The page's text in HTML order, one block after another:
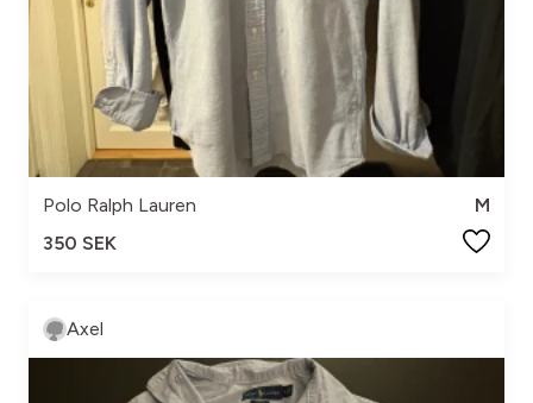
Polo Ralph Lauren
M
350 SEK
Axel